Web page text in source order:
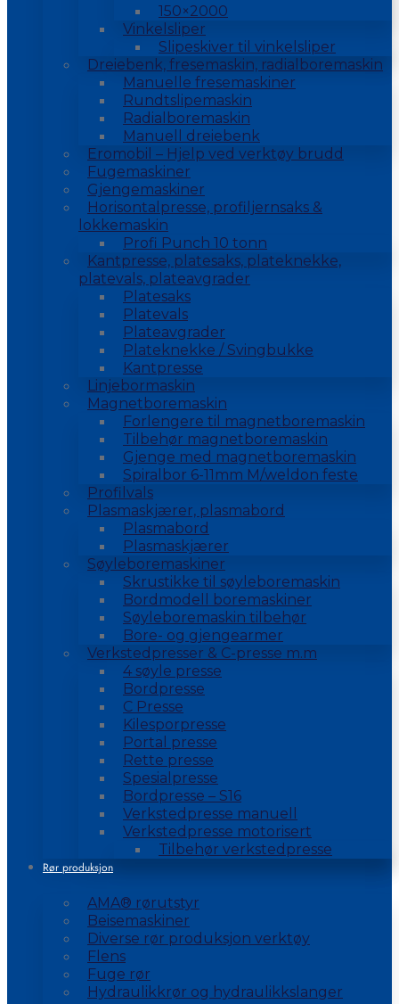
150×2000
Vinkelsliper
Slipeskiver til vinkelsliper
Dreiebenk, fresemaskin, radialboremaskin
Manuelle fresemaskiner
Rundtslipemaskin
Radialboremaskin
Manuell dreiebenk
Eromobil – Hjelp ved verktøy brudd
Fugemaskiner
Gjengemaskiner
Horisontalpresse, profiljernsaks &
lokkemaskin
Profi Punch 10 tonn
Kantpresse, platesaks, plateknekke,
platevals, plateavgrader
Platesaks
Platevals
Plateavgrader
Plateknekke / Svingbukke
Kantpresse
Linjebormaskin
Magnetboremaskin
Forlengere til magnetboremaskin
Tilbehør magnetboremaskin
Gjenge med magnetboremaskin
Spiralbor 6-11mm M/weldon feste
Profilvals
Plasmaskjærer, plasmabord
Plasmabord
Plasmaskjærer
Søyleboremaskiner
Skrustikke til søyleboremaskin
Bordmodell boremaskiner
Søyleboremaskin tilbehør
Bore- og gjengearmer
Verkstedpresser & C-presse m.m
4 søyle presse
Bordpresse
C Presse
Kilesporpresse
Portal presse
Rette presse
Spesialpresse
Bordpresse – S16
Verkstedpresse manuell
Verkstedpresse motorisert
Tilbehør verkstedpresse
Rør produksjon
AMA® rørutstyr
Beisemaskiner
Diverse rør produksjon verktøy
Flens
Fuge rør
Hydraulikkrør og hydraulikkslanger